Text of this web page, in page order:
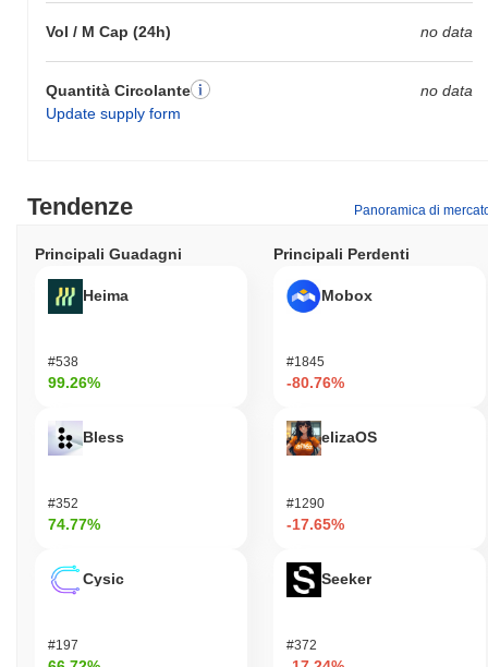
Vol / M Cap (24h) no data
Quantità Circolante
Update supply form
no data
Tendenze Panoramica di
Principali Guadagni
Heima
#538
99.26%
Bless
#352
74.77%
Cysic
#197
Principali Perdenti
Mobox
#1845
-80.76%
elizaOS
#1290
-17.65%
Seeker
#372